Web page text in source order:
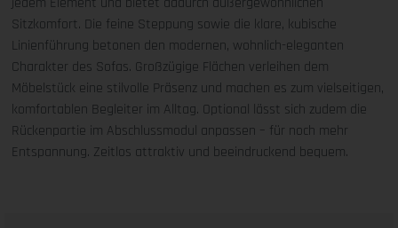
Sitzkomfort. Die feine Steppung sowie die klare, kubische
Linienführung betonen den modernen, wohnlich-eleganten
Charakter des Sofas. Großzügige Flächen verleihen dem
Möbelstück eine stilvolle Präsenz und machen es zum vielseitigen,
komfortablen Begleiter im Alltag. Optional lässt sich zudem die
Rückenpartie im Abschlussmodul anpassen – für noch mehr
Entspannung. Zeitlos attraktiv und beeindruckend bequem.